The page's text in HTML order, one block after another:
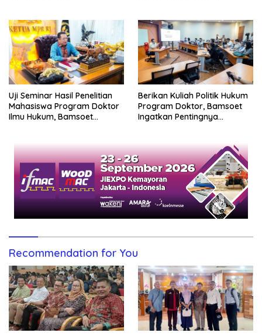
Uji Seminar Hasil Penelitian
Mahasiswa Program Doktor
Ilmu Hukum, Bamsoet
Berikan Kuliah Politik Hukum
Program Doktor, Bamsoet
Ingatkan Pentingnya
Recommendation for You